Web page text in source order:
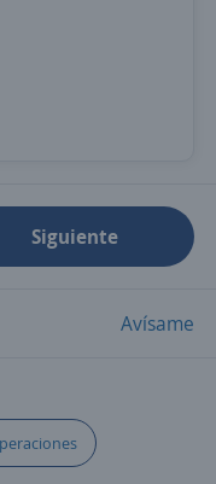
Siguiente
Avísame